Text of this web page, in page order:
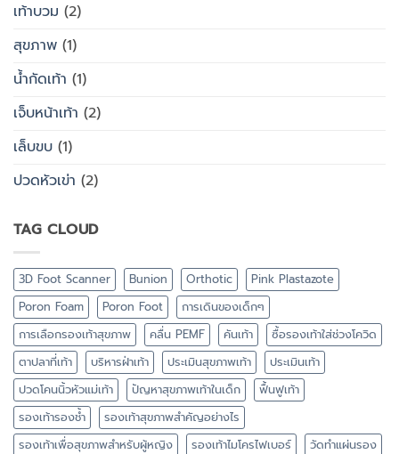
เท้าบวม (2)
สุขภาพ (1)
น้ำกัดเท้า (1)
เจ็บหน้าเท้า (2)
เล็บขบ (1)
ปวดหัวเข่า (2)
TAG CLOUD
3D Foot Scanner Bunion Orthotic
Pink Plastazote
Poron Foam
Poron Foot
การเดินของเด็กๆ
การเลือกรองเท้าสุขภาพ
คลื่น PEMF คันเท้า
ซื้อรองเท้าใส่ช่วงโควิด
ตาปลาที่เท้า
บริหารฝ่าเท้า ประเมินสุขภาพเท้า
ประเมินเท้า
ปวดโคนนิ้วหัวแม่เท้า
ปัญหาสุขภาพเท้าในเด็ก
ฟื้นฟูเท้า
รองเท้ารองช้ำ
รองเท้าสุขภาพสำคัญอย่างไร
รองเท้าเพื่อสุขภาพสำหรับผู้หญิง
รองเท้าไมโครไฟเบอร์
วัดทำแผ่นรอง